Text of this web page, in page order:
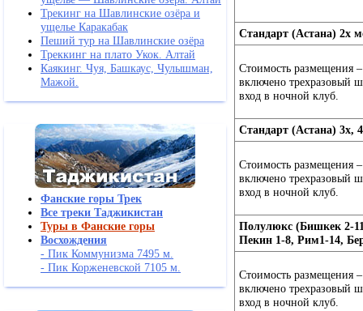
Трекинг на Шавлинские озёра и
ущелье Каракабак
Пеший тур на Шавлинские озёра
Треккинг на плато Укок. Алтай
Каякинг. Чуя, Башкаус, Чулышман,
Мажой.
Фанские горы Трек
Все треки Таджикистан
Туры в Фанские горы
Восхождения
- Пик Коммунизма 7495 м.
- Пик Корженевской 7105 м.
Стандарт (Астана) 2х
Стоимость размещения
включено трехразовый
вход в ночной клуб.
Стандарт (Астана) 3х,
Стоимость размещения
включено трехразовый
вход в ночной клуб.
Полулюкс (Бишкек 2-
Пекин 1-8, Рим1-14,
Стоимость размещения
включено трехразовый
вход в ночной клуб.